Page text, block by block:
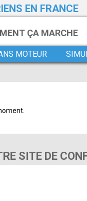
EN FRANCE
ÇA MARCHE
MOTEUR
SITE DE